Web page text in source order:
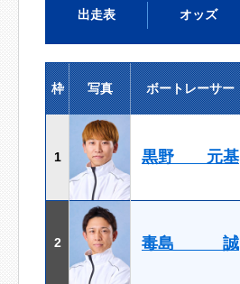
出走表 オッズ
枠 写真 ボートレーサー
1 黒野 元基
2 毒島 誠